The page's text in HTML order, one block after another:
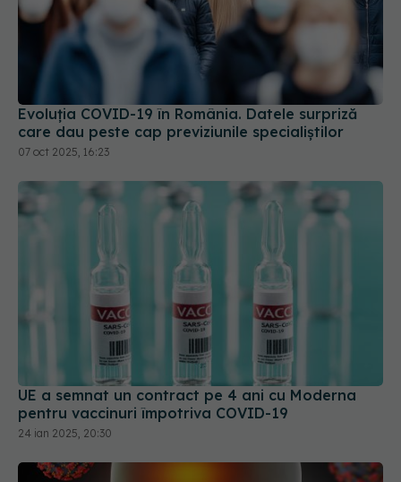
Evoluția COVID-19 în România. Datele surpriză
care dau peste cap previziunile specialiștilor
07 oct 2025, 16:23
UE a semnat un contract pe 4 ani cu Moderna
pentru vaccinuri împotriva COVID-19
24 ian 2025, 20:30